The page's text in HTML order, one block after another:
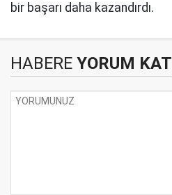
bir başarı daha kazandırdı.
HABERE YORUM KAT